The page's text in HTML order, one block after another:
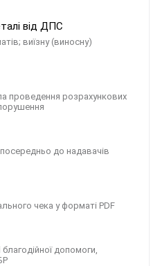
від ДПС
виїзну (виносну)
проведення розрахункових
до надавачів
чека у форматі PDF
допомоги,